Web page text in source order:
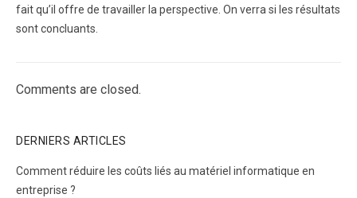
fait qu’il offre de travailler la perspective. On verra si les résultats
sont concluants.
Comments are closed.
DERNIERS ARTICLES
Comment réduire les coûts liés au matériel informatique en
entreprise ?